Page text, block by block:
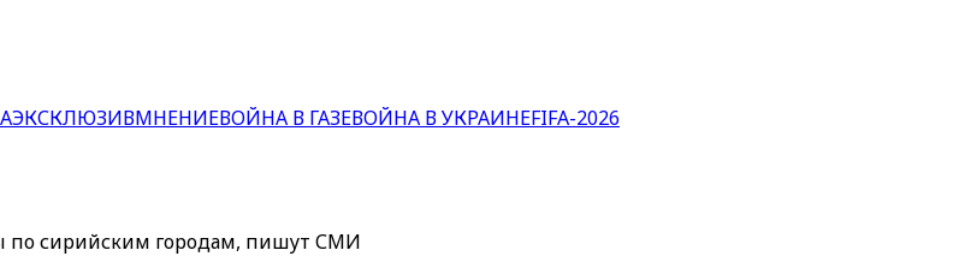
ЭКСКЛЮЗИВМНЕНИЕВОЙНА В ГАЗЕВОЙНА В УКРАИНЕFIFA-2026
по сирийским городам, пишут СМИ